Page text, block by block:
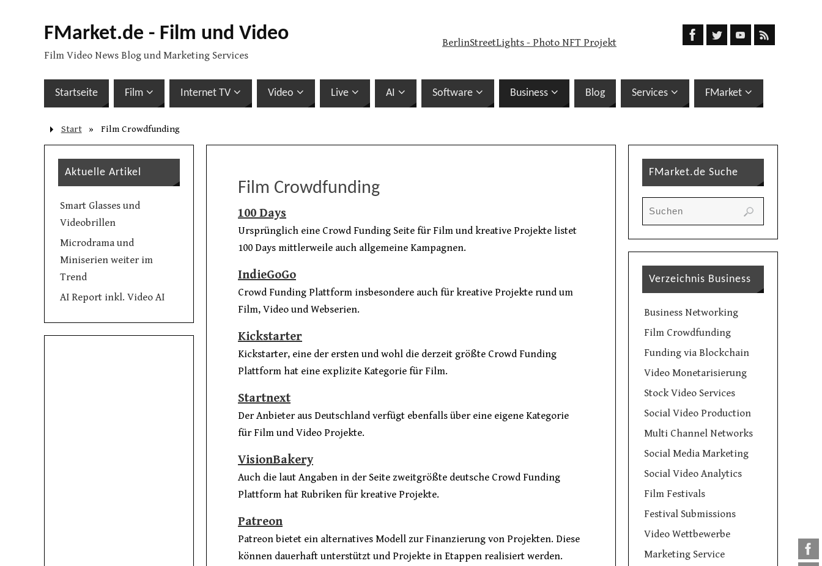
FMarket.de - Film und Video
Film Video News Blog und Marketing Services
BerlinStreetLights - Photo NFT Projekt
Startseite Film Internet TV Video Live AI Software Business Blog Services FMarket
Start » Film Crowdfunding
Film Crowdfunding
100 Days
Ursprünglich eine Crowd Funding Seite für Film und kreative Projekte listet
100 Days mittlerweile auch allgemeine Kampagnen.
IndieGoGo
Crowd Funding Plattform insbesondere auch für kreative Projekte rund um
Film, Video und Webserien.
Kickstarter
Kickstarter, eine der ersten und wohl die derzeit größte Crowd Funding
Plattform hat eine explizite Kategorie für Film.
Startnext
Der Anbieter aus Deutschland verfügt ebenfalls über eine eigene Kategorie
für Film und Video Projekte.
VisionBakery
Auch die laut Angaben in der Seite zweitgrößte deutsche Crowd Funding
Plattform hat Rubriken für kreative Projekte.
Patreon
Patreon bietet ein alternatives Modell zur Finanzierung von Projekten. Diese
können dauerhaft unterstützt und Projekte in Etappen realisiert werden.
Aktuelle Artikel
Smart Glasses und
Videobrillen
Microdrama und
Miniserien weiter im
Trend
AI Report inkl. Video AI
FMarket.de Suche
Verzeichnis Business
Business Networking
Film Crowdfunding
Funding via Blockchain
Video Monetarisierung
Stock Video Services
Social Video Production
Multi Channel Networks
Social Media Marketing
Social Video Analytics
Film Festivals
Festival Submissions
Video Wettbewerbe
Marketing Service